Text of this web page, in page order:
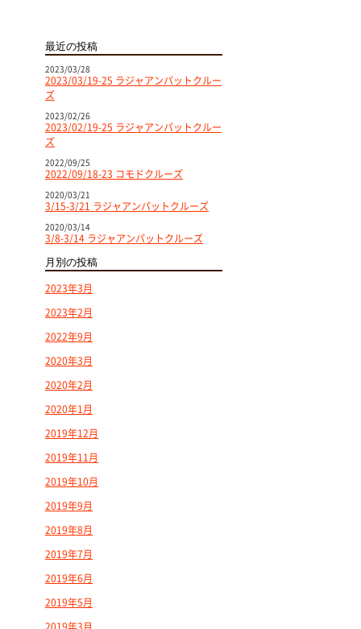
最近の投稿
2023/03/28
2023/03/19-25 ラジャアンパットクルー
ズ
2023/02/26
2023/02/19-25 ラジャアンパットクルー
ズ
2022/09/25
2022/09/18-23 コモドクルーズ
2020/03/21
3/15-3/21 ラジャアンパットクルーズ
2020/03/14
3/8-3/14 ラジャアンパットクルーズ
月別の投稿
2023年3月
2023年2月
2022年9月
2020年3月
2020年2月
2020年1月
2019年12月
2019年11月
2019年10月
2019年9月
2019年8月
2019年7月
2019年6月
2019年5月
2019年3月